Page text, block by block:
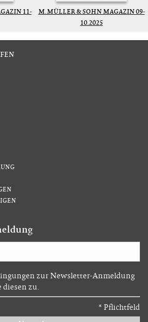
11-
M. MÜLLER & SOHN MAGAZIN 09-
10.2025
zur Newsletter-Anmeldung
diesen zu.
* Pflichtfeld